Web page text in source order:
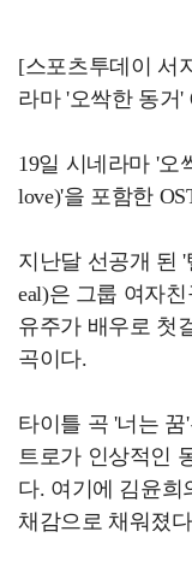
[스포츠투데이 서
라마 '오싹한 동거'
19일 시네라마 '오
love)'을 포함한
지난달 선공개 된 '
eal)은 그룹 여자
유주가 배우로 첫
곡이다.
타이틀 곡 '너는
트로가 인상적인
다. 여기에 김윤희
채감으로 채워졌